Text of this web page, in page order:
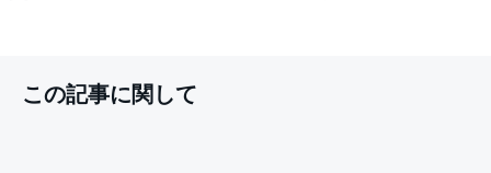
この記事に関して